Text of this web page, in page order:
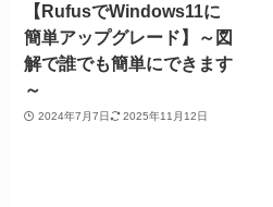
【RufusでWindows11に
簡単アップグレード】～図
解で誰でも簡単にできます
～
2024年7月7日 2025年11月12日